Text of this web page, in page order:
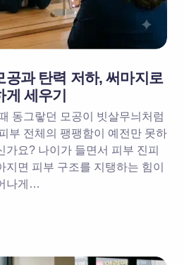
공과 탄력 저하, 써마지로
세우기
동그랗던 모공이 빗살무늬처럼
부 전체의 팽팽함이 예전만 못하
가요? 나이가 들면서 피부 진피
면 피부 구조를 지탱하는 힘이
나게…